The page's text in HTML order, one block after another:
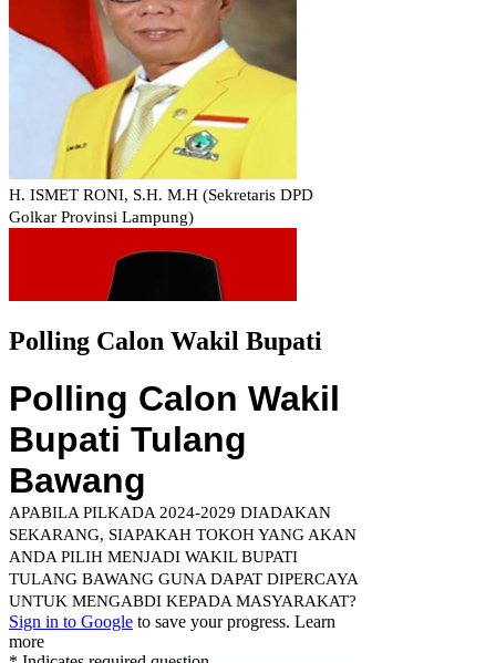
Polling Calon Wakil Bupati